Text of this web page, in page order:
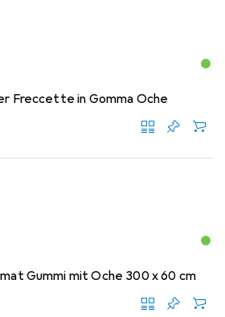
Freccette in Gomma Oche
Gummi mit Oche 300 x 60 cm